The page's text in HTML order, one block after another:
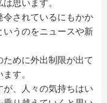
思います。
されているにもかか
いうのをニュースや新
めに外出制限が出て
す。
、人々の気持ちはい